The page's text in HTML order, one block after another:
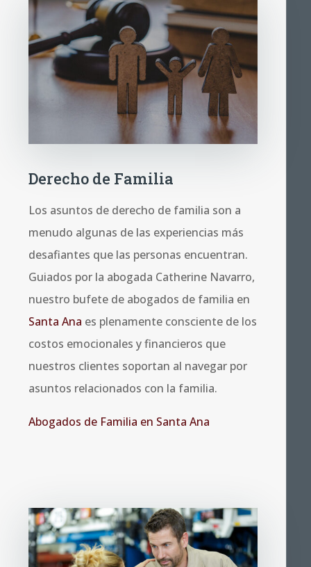
Derecho de Familia
Los asuntos de derecho de familia son a
menudo algunas de las experiencias más
desafiantes que las personas encuentran.
Guiados por la abogada Catherine Navarro,
nuestro bufete de abogados de familia en
Santa Ana es plenamente consciente de los
costos emocionales y financieros que
nuestros clientes soportan al navegar por
asuntos relacionados con la familia.
Abogados de Familia en Santa Ana